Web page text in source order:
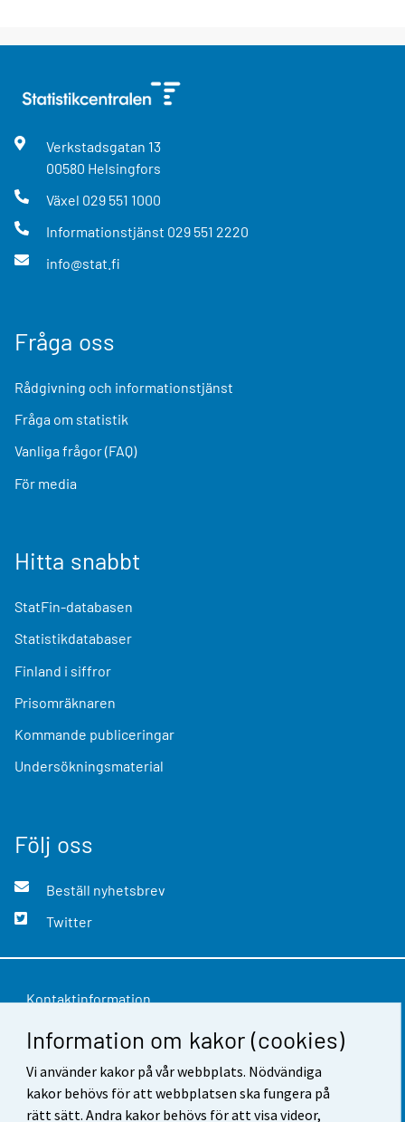
Information om kakor (cookies)
Vi använder kakor på vår webbplats. Nödvändiga
kakor behövs för att webbplatsen ska fungera på
rätt sätt. Andra kakor behövs för att visa videor,
Verkstadsgatan 13
00580 Helsingfors
Växel 029 551 1000
Informationstjänst 029 551 2220
info@stat.fi
Fråga oss
Rådgivning och informationstjänst
Fråga om statistik
Vanliga frågor (FAQ)
För media
Hitta snabbt
StatFin-databasen
Statistikdatabaser
Finland i siffror
Prisomräknaren
Kommande publiceringar
Undersökningsmaterial
Följ oss
Beställ nyhetsbrev
Twitter
Kontaktinformation
Respons
Användarvillkor
Dataskydd